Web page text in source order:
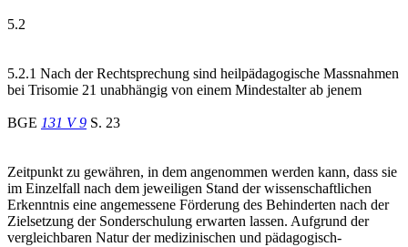
5.2
5.2.1 Nach der Rechtsprechung sind heilpädagogische Massnahmen
bei Trisomie 21 unabhängig von einem Mindestalter ab jenem
BGE 131 V 9 S. 23
Zeitpunkt zu gewähren, in dem angenommen werden kann, dass sie
im Einzelfall nach dem jeweiligen Stand der wissenschaftlichen
Erkenntnis eine angemessene Förderung des Behinderten nach der
Zielsetzung der Sonderschulung erwarten lassen. Aufgrund der
vergleichbaren Natur der medizinischen und pädagogisch-